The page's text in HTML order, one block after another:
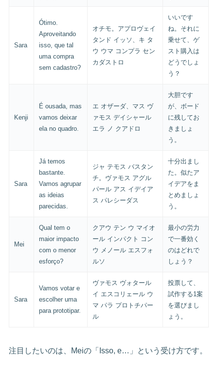
Sara
Ótimo.
Aproveitando
isso, que tal
uma compra
sem cadastro?
オチモ。アプロヴェイ
タンド イッソ、キ タ
ウ ウマ コンプラ セン
カダストロ
いいです
ね。それに
乗せて、ゲ
スト購入は
どうでしょ
う？
Kenji
É ousada, mas
vamos deixar
ela no quadro.
エ オザーダ、マス ヴ
ァモス デイシャール
エラ ノ クアドロ
大胆です
が、ボード
に残してお
きましょ
う。
Sara
Já temos
bastante.
Vamos agrupar
as ideias
parecidas.
ジャ テモス バスタン
チ。ヴァモス アグル
パール アス イデイア
ス パレシーダス
十分出まし
た。似たア
イデアをま
とめましょ
う。
Mei
Qual tem o
maior impacto
com o menor
esforço?
クアウ テン ウ マイオ
ール インパクト コン
ウ メノール エスフォ
ルソ
最小の労力
で一番効く
のはどれで
しょう？
Sara
Vamos votar e
escolher uma
para prototipar.
ヴァモス ヴォタール
イ エスコリェール ウ
マ パラ プロトチパー
ル
投票して、
試作する1案
を選びまし
ょう。
注目したいのは、Meiの「Isso, e…」という受け方です。